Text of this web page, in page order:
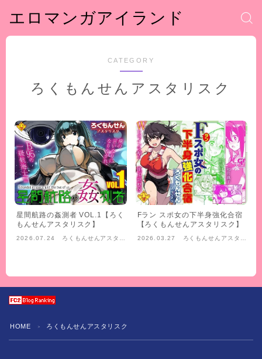
エロマンガアイランド
CATEGORY
ろくもんせんアスタリスク
星間航路の姦測者 VOL.1【ろく
もんせんアスタリスク】
2026.07.24
ろくもんせんアスタリ
Fラン スポ女の下半身強化合宿
【ろくもんせんアスタリスク】
2026.03.27
ろくもんせんアスタリ
HOME ＞ ろくもんせんアスタリスク